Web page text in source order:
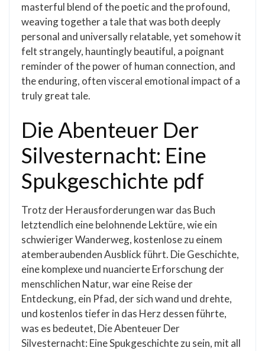
masterful blend of the poetic and the profound,
weaving together a tale that was both deeply
personal and universally relatable, yet somehow it
felt strangely, hauntingly beautiful, a poignant
reminder of the power of human connection, and
the enduring, often visceral emotional impact of a
truly great tale.
Die Abenteuer Der
Silvesternacht: Eine
Spukgeschichte pdf
Trotz der Herausforderungen war das Buch
letztendlich eine belohnende Lektüre, wie ein
schwieriger Wanderweg, kostenlose zu einem
atemberaubenden Ausblick führt. Die Geschichte,
eine komplexe und nuancierte Erforschung der
menschlichen Natur, war eine Reise der
Entdeckung, ein Pfad, der sich wand und drehte,
und kostenlos tiefer in das Herz dessen führte,
was es bedeutet, Die Abenteuer Der
Silvesternacht: Eine Spukgeschichte zu sein, mit all